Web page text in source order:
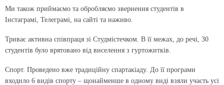
Ми також приймаємо та обробляємо звернення студентів в
Інстаграмі, Телеграмі, на сайті та наживо.
Триває активна співпраця зі Студмістечком. В її межах, до речі, 30
студентів було врятовано від виселення з гуртожитків.
Спорт. Проведено вже традиційну спартакіаду. До її програми
входило 6 видів спорту – щонайменше в одному виді взяли участь усі